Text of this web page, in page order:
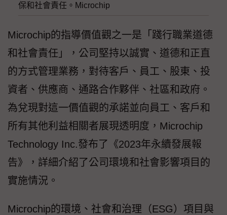
保和社會責任。Microchip
Microchip的指導價值觀之一是「踐行職業道德
和社會責任」，公司堅持以誠實、道德和正直
的方式管理業務，對待客戶、員工、股東、投
資者、供應商、通路合作夥伴、社區和政府。
為兌現對這一價值觀的承諾並向員工、客戶和
所有其他利益相關者展現透明度，Microchip
Technology Inc.發布了《2023年永續發展報
告》，詳細介紹了公司環境和社會影響項目的
實施情況。
Microchip的環境、社會和治理（ESG）項目與